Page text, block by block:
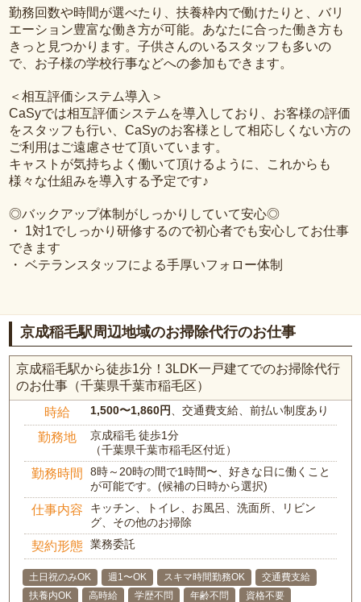
勤務回数や時間が選べたり、扶養枠内で働けたりと、バリ
エーション豊富な働き方が可能。あなたに合った働き方も
きっと見つかります。子供さんのいるスタッフも多いの
で、お子様の学校行事などへの参加もできます。
＜相互評価システム導入＞
CaSyでは相互評価システムを導入しており、お客様の評価
をスタッフも行い、CaSyのお客様として相応しくない方の
ご利用はご遠慮させて頂いています。
キャストが気持ちよく働いて頂けるように、これからも
様々な仕組みを導入する予定です♪
◎バックアップ体制がしっかりしていて安心◎
・ 1対1でしっかり研修するので初心者でも安心してお仕事
できます
・ ベテランスタッフによる手厚いフォロー体制
京成稲毛駅周辺地域のお掃除代行のお仕事
京成稲毛駅から徒歩1分！3LDK一戸建てでのお掃除代行
のお仕事（千葉県千葉市稲毛区）
時給 1,500〜1,860円、交通費支給、前払い制度あり
勤務地
京成稲毛 徒歩1分
（千葉県千葉市稲毛区付近）
勤務時間
8時～20時の間で1時間〜、好きな日に働くこと
が可能です。(候補の日時から選択)
仕事内容
キッチン、トイレ、お風呂、洗面所、リビン
グ、その他のお掃除
契約形態 業務委託
土日祝のみOK 週1〜OK スキマ時間勤務OK
交通費支給
扶養内OK
高時給 学歴不問 年齢不問 資格不要